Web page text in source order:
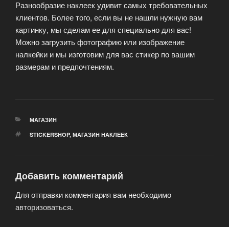
Разнообразие наклеек удивит самых требовательных
клиентов. Более того, если вы не нашли нужную вам
картинку, мы сделам ее для специально для вас!
Можно загрузить фотографию или изображение
налкейки и мы изготовим для вас стикер по вашим
размерам и предпочтениям.
РУБРИКИ
МАГАЗИН
МЕТКИ
STICKERSHOP, МАГАЗИН НАКЛЕЕК
Добавить комментарий
Для отправки комментария вам необходимо
авторизоваться.